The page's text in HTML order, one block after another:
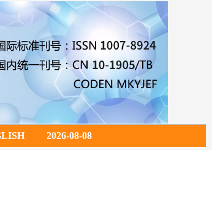
2026-08-08